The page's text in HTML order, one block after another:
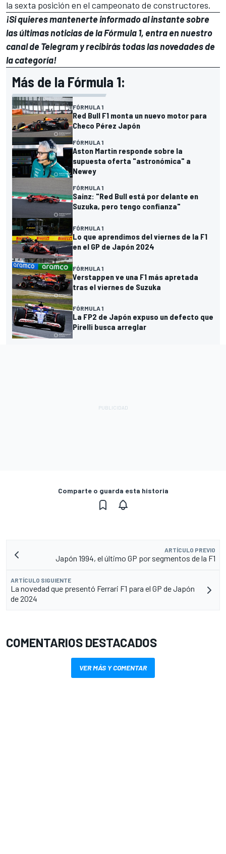
la sexta posición en el campeonato de constructores.
¡Si quieres mantenerte informado al instante sobre
las últimas noticias de la Fórmula 1, entra ennuestro
canal de Telegramy recibirás todas las novedades de
la categoría!
Más de la Fórmula 1:
FÓRMULA 1
Red Bull F1 monta un nuevo motor para
Checo Pérez Japón
FÓRMULA 1
Aston Martin responde sobre la
supuesta oferta "astronómica" a
Newey
FÓRMULA 1
Sainz: "Red Bull está por delante en
Suzuka, pero tengo confianza"
FÓRMULA 1
Lo que aprendimos del viernes de la F1
en el GP de Japón 2024
FÓRMULA 1
Verstappen ve una F1 más apretada
tras el viernes de Suzuka
FÓRMULA 1
La FP2 de Japón expuso un defecto que
Pirelli busca arreglar
Comparte o guarda esta historia
ARTÍCULO PREVIO
Japón 1994, el último GP por segmentos de la F1
ARTÍCULO SIGUIENTE
La novedad que presentó Ferrari F1 para el GP de Japón
de 2024
COMENTARIOS DESTACADOS
VER MÁS Y COMENTAR